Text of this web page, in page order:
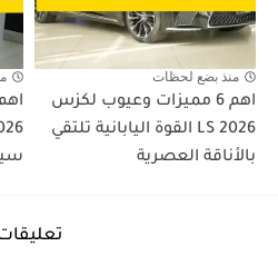
منذ بضع لحظات
اهم 6 مميزات وعيوب لكزس
LS 2026 القوة اليابانية تلتقي
بالأناقة العصرية